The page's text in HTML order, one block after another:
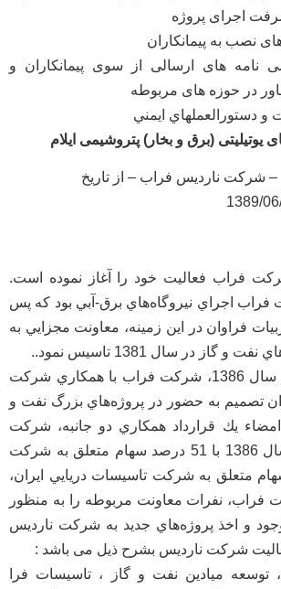
اجرای پروژه
نصب به پيمانکاران
نامه های ارسالی از سوی پیمانکاران و
در حوزه های مربوطه
و دستورالعملهاي ايمني
يوتيليتی (برق و بخار) پتروشیمی ایلام
شرکت ناردیس فراب – از تاریخ
فراب فعاليت خود را آغاز نموده است.
اجراي نيروگاه‌هاي برق-آبي بود كه پس
فراوان در اين زمينه، معاونت مجزايي به
گاز در سال 1381 تاسيس نمود..
در همين راستا و در سال 1386، شركت فراب با همكاري شركت
تصميم به حضور در پروژه‌هاي بزرگ نفت و
يك قرارداد همكاري دو جانبه، شركت
نارديس رسما” در سال 1386 با 51 درصد سهام متعلق به شركت
درصد سهام متعلق به شركت تاسيسات دريايي ايران،
نفرات معاونت مربوطه را به منظور
و اخذ پروژه‌هاي جديد به شركت نارديس
شرکت ناردیس بشرح ذیل می باشد :
ميادين نفت و گاز ، تاسيسات فرا